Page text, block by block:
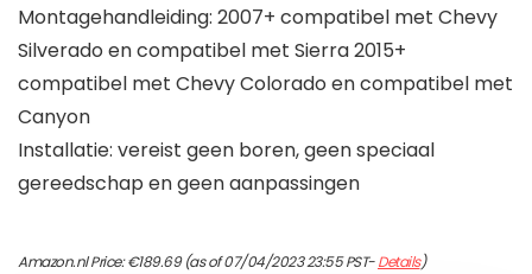
Montagehandleiding: 2007+ compatibel met Chevy
Silverado en compatibel met Sierra 2015+
compatibel met Chevy Colorado en compatibel met
Canyon
Installatie: vereist geen boren, geen speciaal
gereedschap en geen aanpassingen
Amazon.nl Price:€189.69(as of 07/04/2023 23:55 PST-Details)